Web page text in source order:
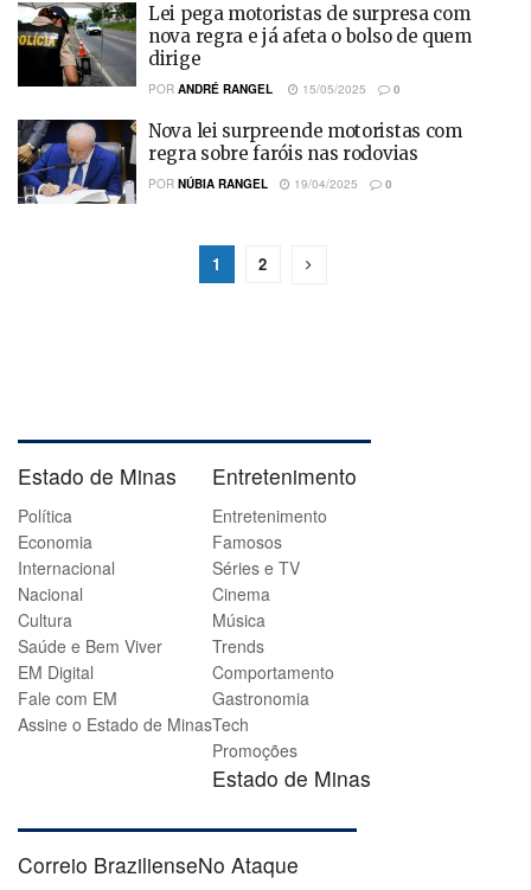
Lei pega motoristas de surpresa com
nova regra e já afeta o bolso de quem
dirige
POR ANDRÉ RANGEL 15/05/2025 0
Nova lei surpreende motoristas com
regra sobre faróis nas rodovias
POR NÚBIA RANGEL 19/04/2025 0
1 2
Estado de Minas
Política
Economia
Internacional
Nacional
Cultura
Saúde e Bem Viver
EM Digital
Fale com EM
Assine o Estado de Minas
Entretenimento
Entretenimento
Famosos
Séries e TV
Cinema
Música
Trends
Comportamento
Gastronomia
Tech
Promoções
Estado de Minas
Correio BrazilienseNo Ataque